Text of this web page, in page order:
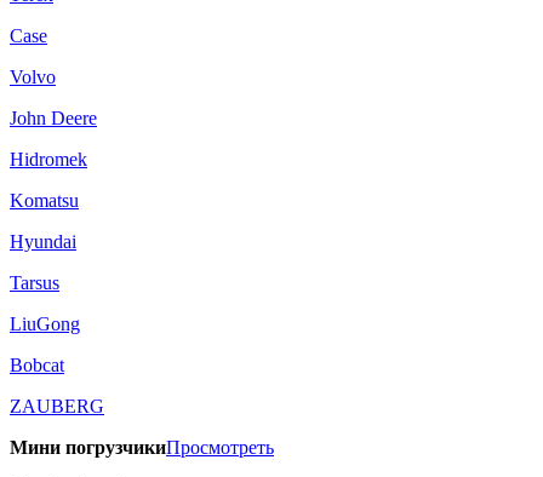
Case
Volvo
John Deere
Hidromek
Komatsu
Hyundai
Tarsus
LiuGong
Bobcat
ZAUBERG
Мини погрузчикиПросмотреть